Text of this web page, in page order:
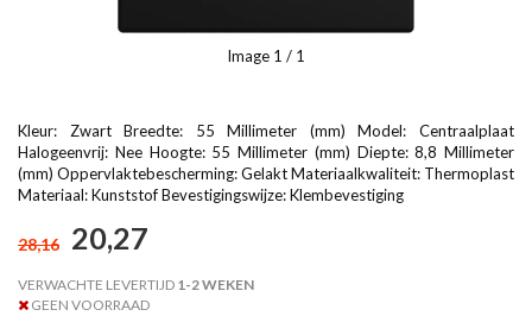
Image 1 / 1
Kleur: Zwart Breedte: 55 Millimeter (mm) Model: Centraalplaat
Halogeenvrij: Nee Hoogte: 55 Millimeter (mm) Diepte: 8,8 Millimeter
(mm) Oppervlaktebescherming: Gelakt Materiaalkwaliteit: Thermoplast
Materiaal: Kunststof Bevestigingswijze: Klembevestiging
28,16 20,27
VERWACHTE LEVERTIJD 1-2 WEKEN
GEEN VOORRAAD